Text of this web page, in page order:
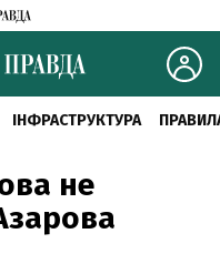
ІНФРАСТРУКТУРА
не